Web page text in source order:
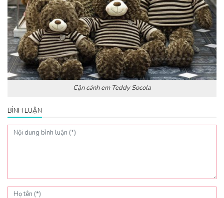
Cận cảnh em Teddy Socola
BÌNH LUẬN